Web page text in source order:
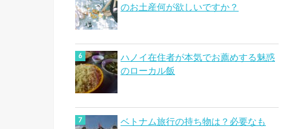
のお土産何が欲しいですか？
ハノイ在住者が本気でお薦めする魅惑
のローカル飯
ベトナム旅行の持ち物は？必要なも